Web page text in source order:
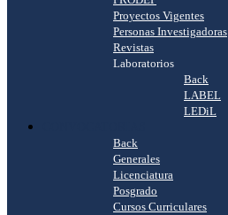
Proyectos Vigentes
Personas Investigadoras
Revistas
Laboratorios
Back
LABEL
LEDiL
Back
Generales
Licenciatura
Posgrado
Cursos Curriculares